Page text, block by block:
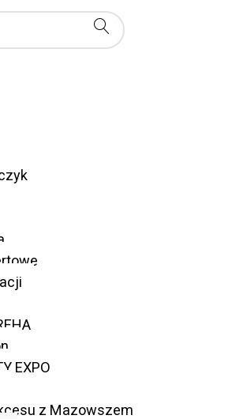
EXPO
z Mazowszem
dla Niewidomych
and Cubing Mazovia 2024